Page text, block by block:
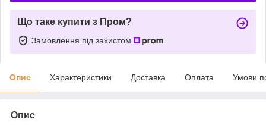
Що таке купити з Пром?
Замовлення під захистом
Опис Характеристики Доставка Оплата Умови
Опис